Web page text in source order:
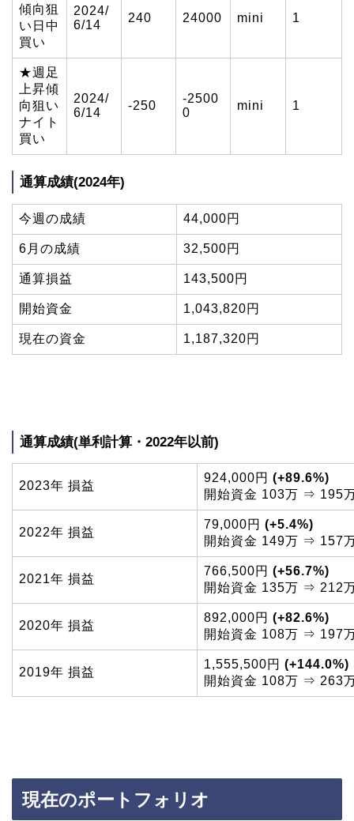
傾向狙
い日中
買い
2024/
6/14
240 24000 mini 1
★週足
上昇傾
向狙い
ナイト
買い
2024/
6/14
-250
-2500
0
mini 1
通算成績(2024年)
今週の成績 44,000円
6月の成績 32,500円
通算損益 143,500円
開始資金 1,043,820円
現在の資金 1,187,320円
通算成績(単利計算・2022年以前)
2023年 損益
924,000円 (+89.6%)
開始資金 103万 ⇒ 195
2022年 損益
79,000円 (+5.4%)
開始資金 149万 ⇒ 157
2021年 損益
766,500円 (+56.7%)
開始資金 135万 ⇒ 212
2020年 損益
892,000円 (+82.6%)
開始資金 108万 ⇒ 197
2019年 損益
1,555,500円 (+144.0%)
開始資金 108万 ⇒ 263
現在のポートフォリオ